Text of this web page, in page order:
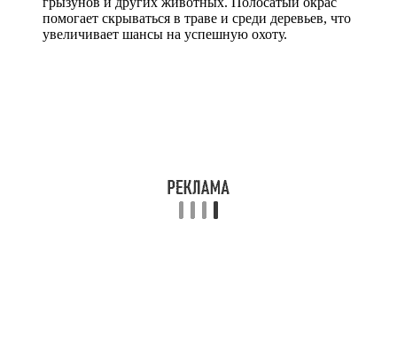
помогает скрываться в траве и среди деревьев, что
увеличивает шансы на успешную охоту.